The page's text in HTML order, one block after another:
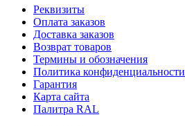
Реквизиты
Оплата заказов
Доставка заказов
Возврат товаров
Термины и обозначения
Политика конфиденциальности
Гарантия
Карта сайта
Палитра RAL